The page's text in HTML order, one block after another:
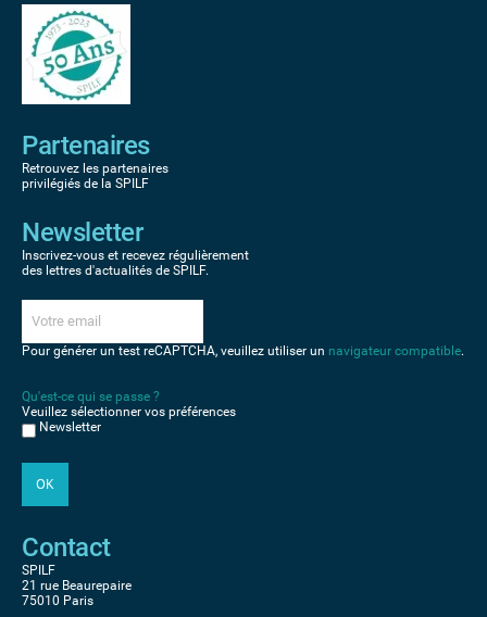
Partenaires
Retrouvez les partenaires
privilégiés de la SPILF
Newsletter
Inscrivez-vous et recevez régulièrement
des lettres d'actualités de SPILF.
Pour générer un test reCAPTCHA, veuillez utiliser un navigateur compatible.
Qu'est-ce qui se passe ?
Veuillez sélectionner vos préférences
Newsletter
Contact
SPILF
21 rue Beaurepaire
75010 Paris